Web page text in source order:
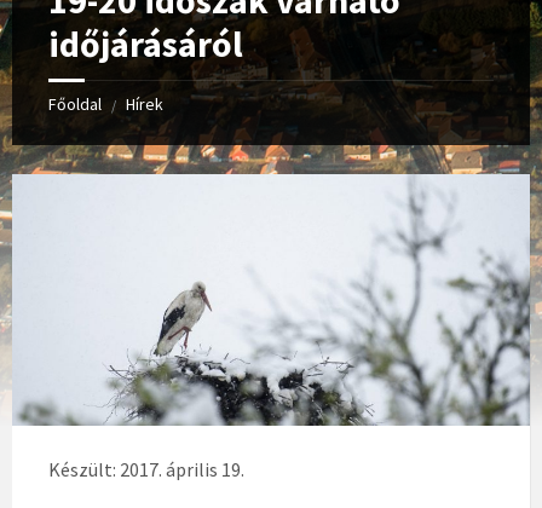
időjárásáról
Főoldal / Hírek
Készült: 2017. április 19.